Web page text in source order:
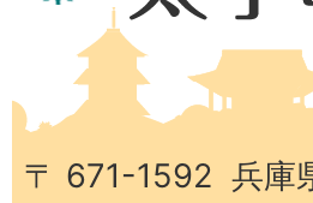
子
町
〒 671-1592 兵庫